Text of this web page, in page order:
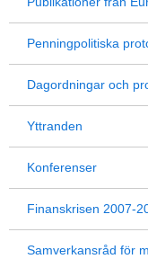
Penningpolitiska
Dagordningar och
Yttranden
Konferenser
Finanskrisen 2007-
Samverkansråd för